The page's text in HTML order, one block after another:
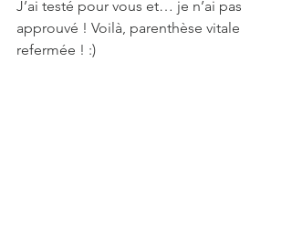
J’ai testé pour vous et… je n’ai pas
approuvé ! Voilà, parenthèse vitale
refermée ! :)